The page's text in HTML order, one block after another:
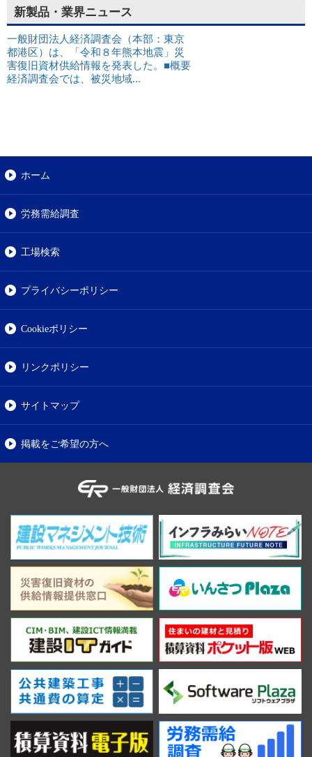
新製品・業界ニュース
一般財団法人経済調査会（本部：東京
都港区）は、「令和８年熊本地震」災
害復旧資材供給情報を発表した。■概要
経済調査会では、被災地域...
ホーム
労務需給調査
工場検索
プライバシーポリシー
Cookieポリシー
リンクポリシー
サイトマップ
掲載をご希望の方へ